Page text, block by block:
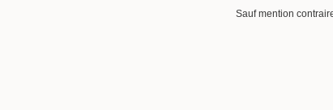
Sauf mention